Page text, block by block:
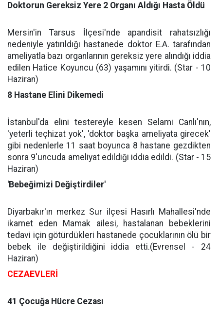
Doktorun Gereksiz Yere 2 Organı Aldığı Hasta Öldü
Mersin'in Tarsus İlçesi'nde apandisit rahatsızlığı
nedeniyle yatırıldığı hastanede doktor E.A. tarafından
ameliyatla bazı organlarının gereksiz yere alındığı iddia
edilen Hatice Koyuncu (63) yaşamını yitirdi. (Star - 10
Haziran)
8 Hastane Elini Dikemedi
İstanbul'da elini testereyle kesen Selami Canlı'nın,
'yeterli teçhizat yok', 'doktor başka ameliyata girecek'
gibi nedenlerle 11 saat boyunca 8 hastane gezdikten
sonra 9'uncuda ameliyat edildiği iddia edildi. (Star - 15
Haziran)
'Bebeğimizi Değiştirdiler'
Diyarbakır'ın merkez Sur ilçesi Hasırlı Mahallesi'nde
ikamet eden Mamak ailesi, hastalanan bebeklerini
tedavi için götürdükleri hastanede çocuklarının ölü bir
bebek ile değiştirildiğini iddia etti.(Evrensel - 24
Haziran)
CEZAEVLERİ
41 Çocuğa Hücre Cezası